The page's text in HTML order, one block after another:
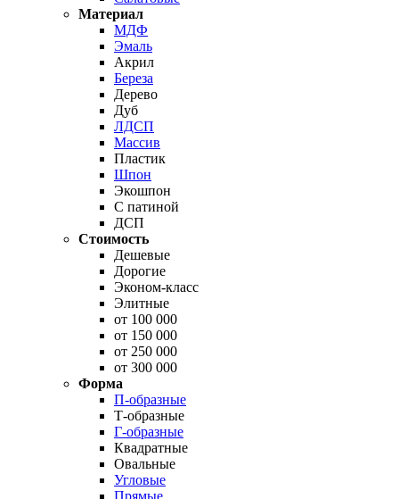
Материал
МДФ
Эмаль
Акрил
Береза
Дерево
Дуб
ЛДСП
Массив
Пластик
Шпон
Экошпон
С патиной
ДСП
Стоимость
Дешевые
Дорогие
Эконом-класс
Элитные
от 100 000
от 150 000
от 250 000
от 300 000
Форма
П-образные
Т-образные
Г-образные
Квадратные
Овальные
Угловые
Прямые